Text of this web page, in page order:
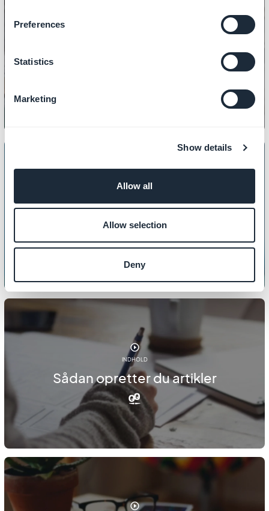
Preferences
Statistics
Marketing
Show details
Allow all
Allow selection
Deny
Sådan håndterer du PDF-filer
Sådan tilpasser du din 404-side
INDHOLD
Sådan opretter du artikler